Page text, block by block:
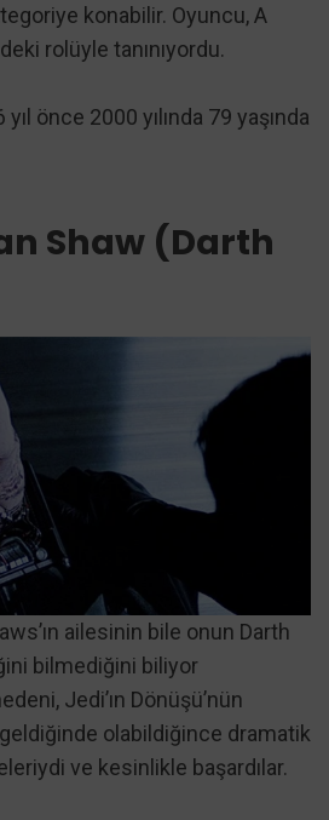
konabilir. Oyuncu, A
rolüyle tanınıyordu.
önce 2000 yılında 79 yaşında
Shaw (Darth
ailesinin bile onun Darth
bilmediğini biliyor
Jedi’ın Dönüşü’nün
olabildiğince dramatik
ve kesinlikle başardılar.